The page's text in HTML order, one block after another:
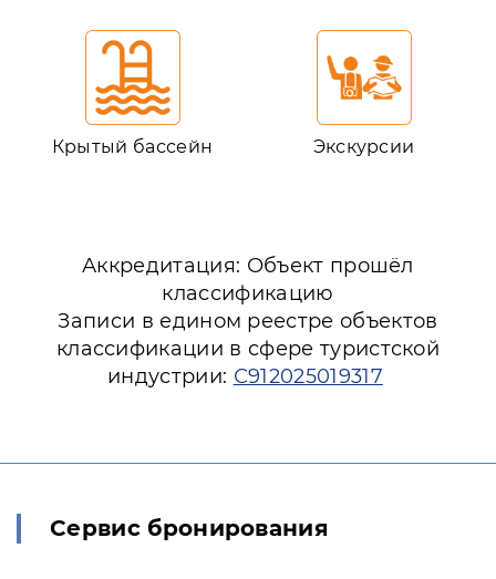
Крытый бассейн Экскурсии
Аккредитация: Объект прошёл
классификацию
Записи в едином реестре объектов
классификации в сфере туристской
индустрии: С912025019317
Сервис бронирования